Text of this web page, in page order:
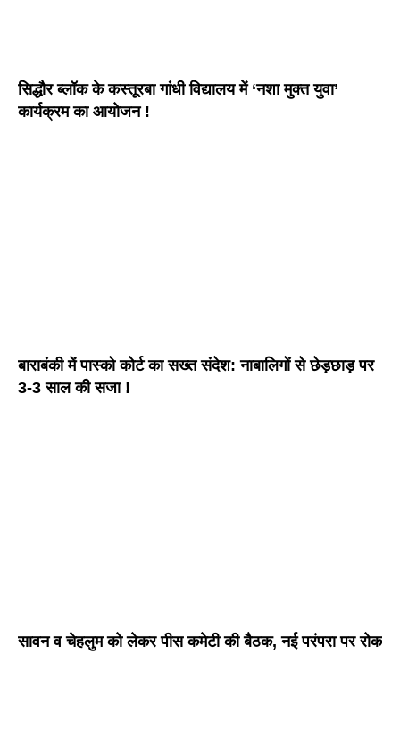
सिद्धौर ब्लॉक के कस्तूरबा गांधी विद्यालय में ‘नशा मुक्त युवा’
कार्यक्रम का आयोजन !
बाराबंकी में पास्को कोर्ट का सख्त संदेश: नाबालिगों से छेड़छाड़ पर
3-3 साल की सजा !
सावन व चेहलुम को लेकर पीस कमेटी की बैठक, नई परंपरा पर रोक